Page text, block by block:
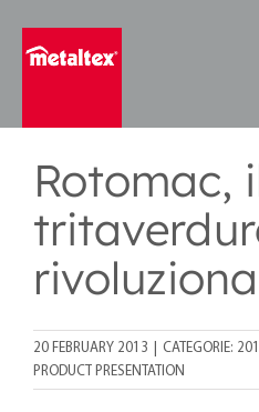
Rotomac,
20 FEBRUARY 2013 CATEGORIE:
PRODUCT PRESENTATION